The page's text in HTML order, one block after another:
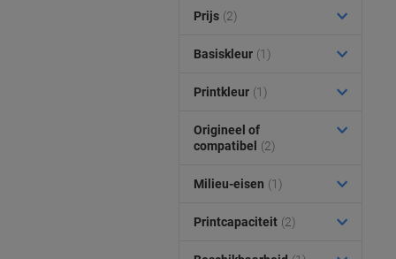
Prijs (2)
Basiskleur (1)
Printkleur (1)
Origineel of
compatibel
(2)
Milieu-eisen (1)
Printcapaciteit (2)